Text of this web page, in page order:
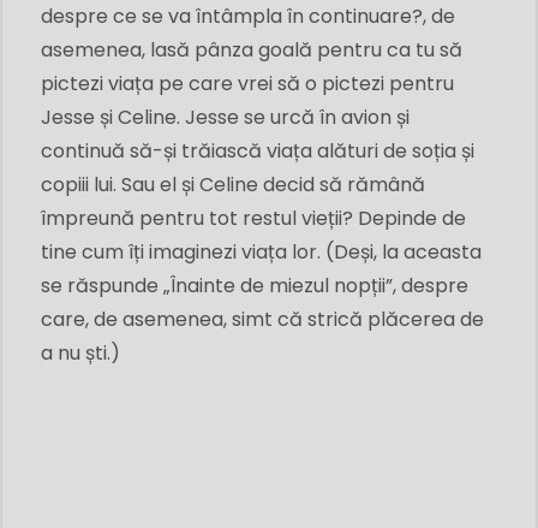
despre ce se va întâmpla în continuare?, de
asemenea, lasă pânza goală pentru ca tu să
pictezi viața pe care vrei să o pictezi pentru
Jesse și Celine. Jesse se urcă în avion și
continuă să-și trăiască viața alături de soția și
copiii lui. Sau el și Celine decid să rămână
împreună pentru tot restul vieții? Depinde de
tine cum îți imaginezi viața lor. (Deși, la aceasta
se răspunde „Înainte de miezul nopții”, despre
care, de asemenea, simt că strică plăcerea de
a nu ști.)